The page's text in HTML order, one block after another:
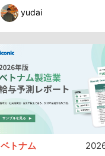
yudai
ベトナム